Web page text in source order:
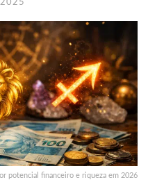
potencial financeiro e riqueza em 2026